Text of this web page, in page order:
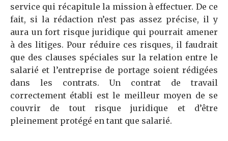
service qui récapitule la mission à effectuer. De ce
fait, si la rédaction n’est pas assez précise, il y
aura un fort risque juridique qui pourrait amener
à des litiges. Pour réduire ces risques, il faudrait
que des clauses spéciales sur la relation entre le
salarié et l’entreprise de portage soient rédigées
dans les contrats. Un contrat de travail
correctement établi est le meilleur moyen de se
couvrir de tout risque juridique et d’être
pleinement protégé en tant que salarié.